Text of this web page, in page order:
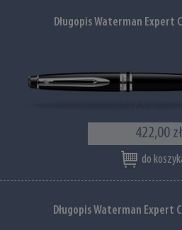
Długopis Waterman Expert
422,00 zł
do
Długopis Waterman Expert